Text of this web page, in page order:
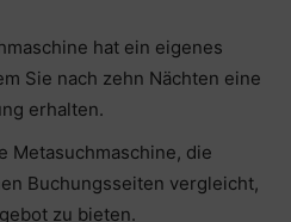
hat ein eigenes
Sie nach zehn Nächten eine
erhalten.
Metasuchmaschine, die
Buchungsseiten vergleicht,
zu bieten.